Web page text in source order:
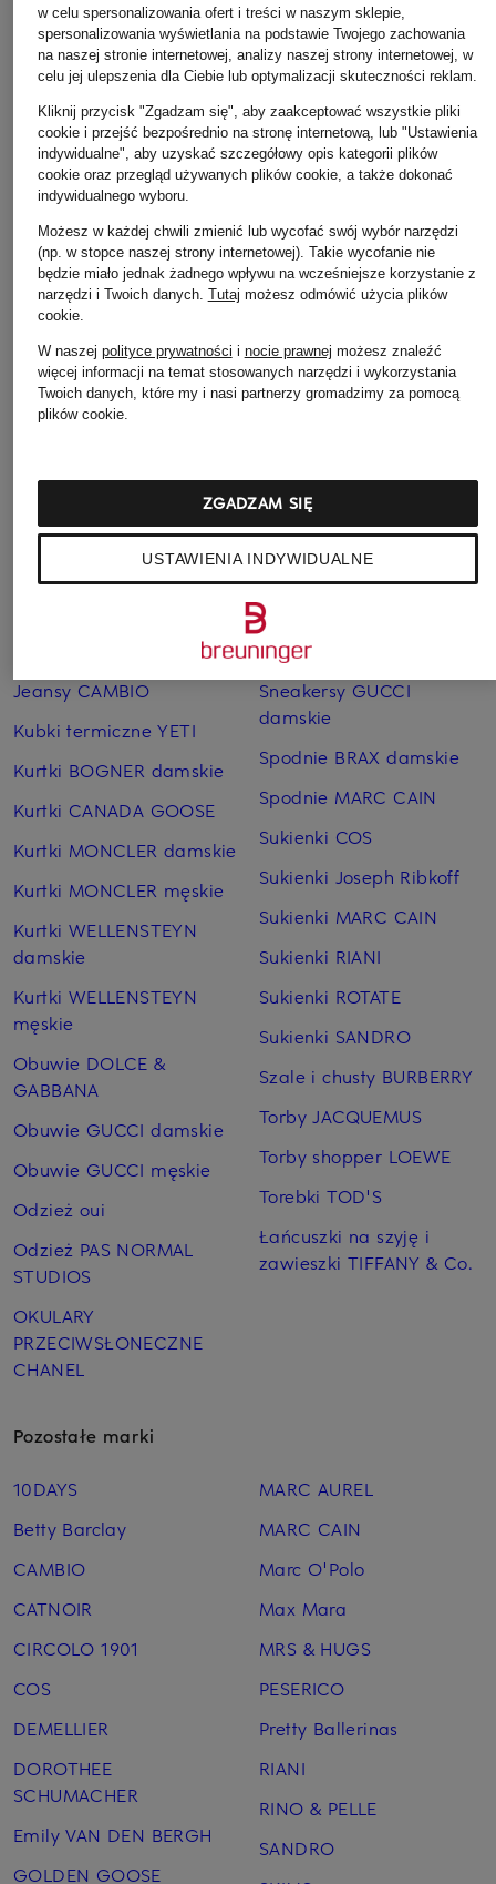
PETER KAISER
Kozaki
1 249 zł
+ rabat promocyjny
darling harbour
589 zł
Najniższa cena:
500,65 zł
+ rabat promocyjny
darling harbour
589 zł
Najniższa cena:
500,65 zł
Pozostałe kategorie
Bransoletki i bangle
Jeansy CAMBIO
Kubki termiczne YETI
Kurtki BOGNER damskie
Kurtki CANADA GOOSE
Kurtki MONCLER damskie
Kurtki MONCLER męskie
Kurtki WELLENSTEYN
damskie
Kurtki WELLENSTEYN
męskie
Obuwie DOLCE &
GABBANA
Obuwie GUCCI damskie
Obuwie GUCCI męskie
Odzież oui
Odzież PAS NORMAL
STUDIOS
OKULARY
PRZECIWSŁONECZNE
CHANEL
Pierścionki TIFFANY & Co.
Płaszcze puchowe Marc
O'Polo
Sneakersy GUCCI
damskie
Spodnie BRAX damskie
Spodnie MARC CAIN
Sukienki COS
Sukienki Joseph Ribkoff
Sukienki MARC CAIN
Sukienki RIANI
Sukienki ROTATE
Sukienki SANDRO
Szale i chusty BURBERRY
Torby JACQUEMUS
Torby shopper LOEWE
Torebki TOD'S
Łańcuszki na szyję i
zawieszki TIFFANY & Co.
Pozostałe marki
10DAYS
Betty Barclay
CAMBIO
CATNOIR
CIRCOLO 1901
COS
DEMELLIER
DOROTHEE
SCHUMACHER
Emily VAN DEN BERGH
GOLDEN GOOSE
MARC AUREL
MARC CAIN
Marc O'Polo
Max Mara
MRS & HUGS
PESERICO
Pretty Ballerinas
RIANI
RINO & PELLE
SANDRO
w celu spersonalizowania ofert i treści w naszym sklepie,
spersonalizowania wyświetlania na podstawie Twojego zachowania
na naszej stronie internetowej, analizy naszej strony internetowej, w
celu jej ulepszenia dla Ciebie lub optymalizacji skuteczności reklam.
Kliknij przycisk "Zgadzam się", aby zaakceptować wszystkie pliki
cookie i przejść bezpośrednio na stronę internetową, lub "Ustawienia
indywidualne", aby uzyskać szczegółowy opis kategorii plików
cookie oraz przegląd używanych plików cookie, a także dokonać
indywidualnego wyboru.
Możesz w każdej chwili zmienić lub wycofać swój wybór narzędzi
(np. w stopce naszej strony internetowej). Takie wycofanie nie
będzie miało jednak żadnego wpływu na wcześniejsze korzystanie z
narzędzi i Twoich danych. Tutaj możesz odmówić użycia plików
cookie.
W naszej polityce prywatności i nocie prawnej możesz znaleźć
więcej informacji na temat stosowanych narzędzi i wykorzystania
Twoich danych, które my i nasi partnerzy gromadzimy za pomocą
plików cookie.
USTAWIENIA INDYWIDUALNE
ZGADZAM SIĘ